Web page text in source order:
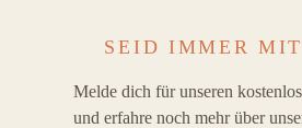
SEID IMMER
Melde dich für unseren
und erfahre noch mehr über